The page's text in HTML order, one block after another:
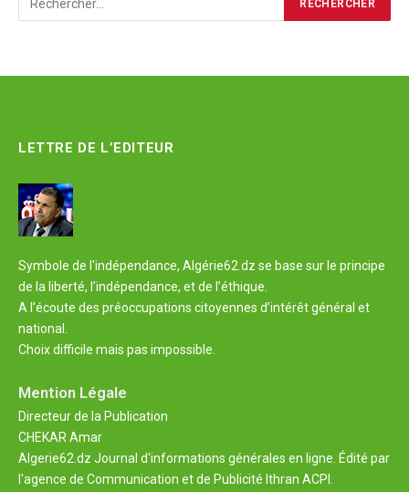
LETTRE DE L’EDITEUR
Symbole de l'indépendance, Algérie62.dz se base sur le principe
de la liberté, l’indépendance, et de l’éthique.
A l’écoute des préoccupations citoyennes d’intérêt général et
national.
Choix difficile mais pas impossible.
Mention Légale
Directeur de la Publication
CHEKAR Amar
Algerie62.dz Journal d'informations générales en ligne. Édité par
l'agence de Communication et de Publicité Ithran ACPI.